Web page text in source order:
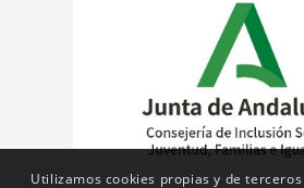
Utilizamos cookies propias y de